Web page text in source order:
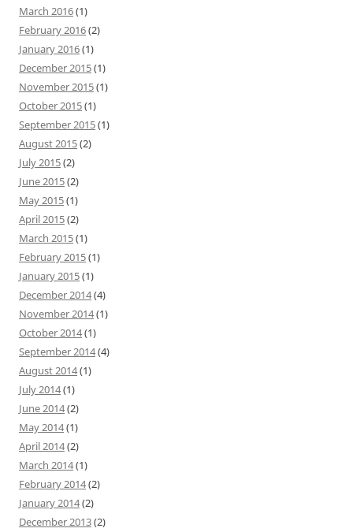
March 2016(1)
February 2016(2)
January 2016(1)
December 2015(1)
November 2015(1)
October 2015(1)
September 2015(1)
August 2015(2)
July 2015(2)
June 2015(2)
May 2015(1)
April 2015(2)
March 2015(1)
February 2015(1)
January 2015(1)
December 2014(4)
November 2014(1)
October 2014(1)
September 2014(4)
August 2014(1)
July 2014(1)
June 2014(2)
May 2014(1)
April 2014(2)
March 2014(1)
February 2014(2)
January 2014(2)
December 2013(2)